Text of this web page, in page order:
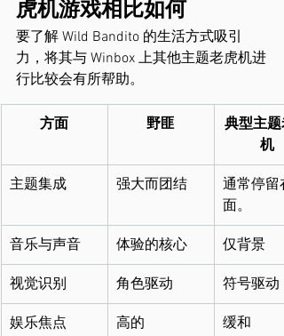
虎机游戏相比如何
要了解 Wild Bandito 的生活方式吸引
力，将其与 Winbox 上其他主题老虎机进
行比较会有所帮助。
方面 野匪
典型主题
机
主题集成 强大而团结
通常停留
面。
音乐与声音 体验的核心 仅背景
视觉识别 角色驱动 符号驱动
娱乐焦点 高的 缓和